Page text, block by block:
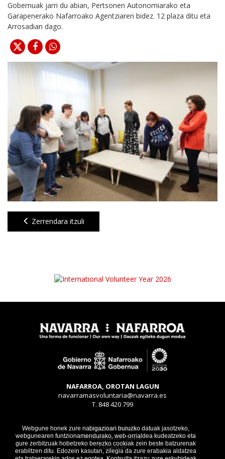
Webgune honek zure nabigazioari buruzko datuak jasotzeko,
webgunearen funtzionamendurako, web-orrialdea kudeatzeko eta
gure zerbitzuak hobetzeko berezko cookiak zein beste batzurenak
erabiltzen ditu. Edozein kasutan, zilegia da zure erabakia aldatzea
Gobernuak jarri du abian, Pertsonen Autonomiarako eta
Garapenerako Nafarroako Agentziaren bidez. 12 plaza ditu eta
Arrosadian dago.
Zerrendara itzuli
NAFARROA, OROTAN LAGUN
navarramasvoluntaria@navarra.es
T. 848 420 799
Legezko oharra
Pribatutasun atala
Cookieak